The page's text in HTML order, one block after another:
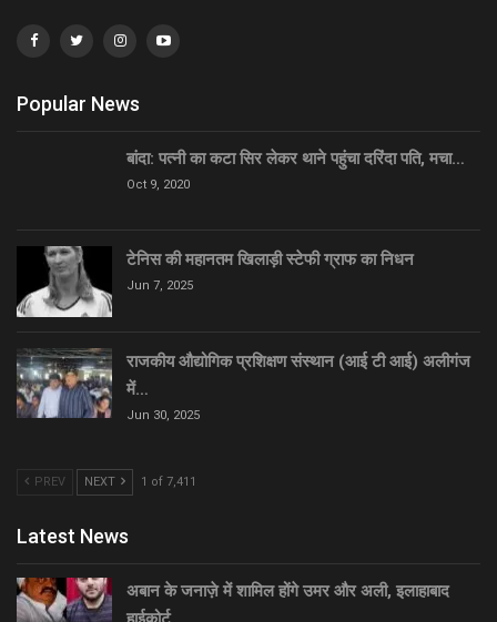
Popular News
बांदा: पत्नी का कटा सिर लेकर थाने पहुंचा दरिंदा पति, मचा…
Oct 9, 2020
टेनिस की महानतम खिलाड़ी स्टेफी ग्राफ का निधन
Jun 7, 2025
राजकीय औद्योगिक प्रशिक्षण संस्थान (आई टी आई) अलीगंज
में…
Jun 30, 2025
PREV NEXT 1 of 7,411
Latest News
अबान के जनाज़े में शामिल होंगे उमर और अली, इलाहाबाद